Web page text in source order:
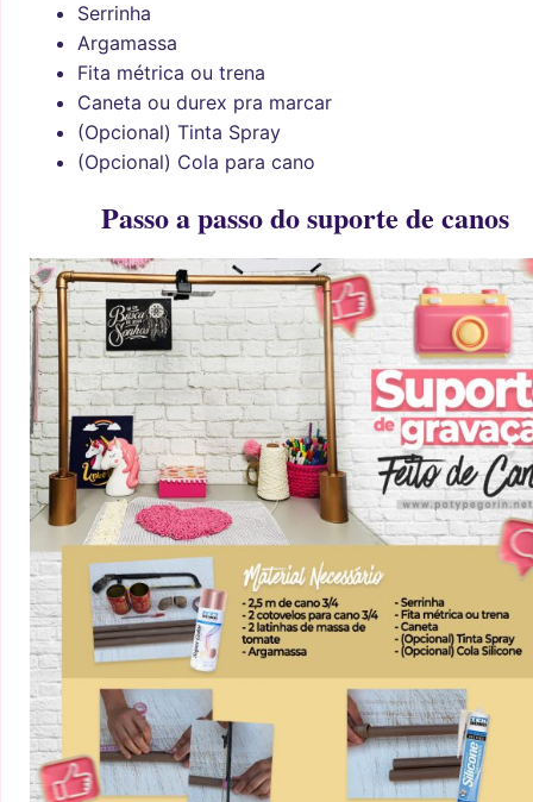
Serrinha
Argamassa
Fita métrica ou trena
Caneta ou durex pra marcar
(Opcional) Tinta Spray
(Opcional) Cola para cano
Passo a passo do suporte de canos